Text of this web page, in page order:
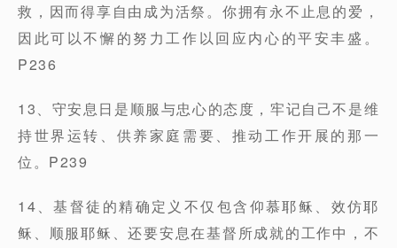
救，因而得享自由成为活祭。你拥有永不止息的爱，
因此可以不懈的努力工作以回应内心的平安丰盛。
P236
13、守安息日是顺服与忠心的态度，牢记自己不是维
持世界运转、供养家庭需要、推动工作开展的那一
位。P239
14、基督徒的精确定义不仅包含仰慕耶稣、效仿耶
稣、顺服耶稣、还要安息在基督所成就的工作中，不